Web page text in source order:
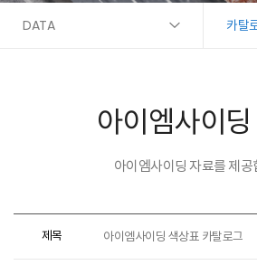
DATA 카탈
아이엠사이
아이엠사이딩 자료를 제공
제목 아이엠사이딩 색상표 카탈로그